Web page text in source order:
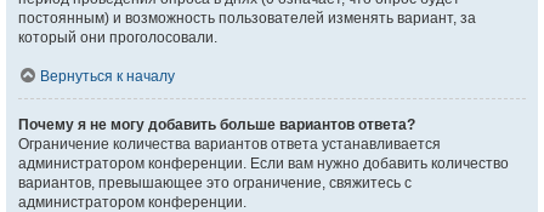
постоянным) и возможность пользователей изменять вариант, за
который они проголосовали.
Вернуться к началу
Почему я не могу добавить больше вариантов ответа?
Ограничение количества вариантов ответа устанавливается
администратором конференции. Если вам нужно добавить количество
вариантов, превышающее это ограничение, свяжитесь с
администратором конференции.